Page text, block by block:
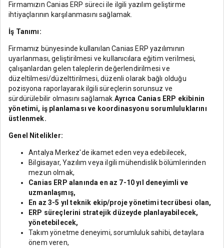
Firmamızın Canias ERP süreci ile ilgili yazılım geliştirme
ihtiyaçlarının karşılanmasını sağlamak.
İş Tanımı:
Firmamız bünyesinde kullanılan Canias ERP yazılımının
uyarlanması, geliştirilmesi ve kullanıcılara eğitim verilmesi,
çalışanlardan gelen taleplerin değerlendirilmesi ve
düzeltilmesi/düzelttirilmesi, düzenli olarak bağlı olduğu
pozisyona raporlayarak ilgili süreçlerin sorunsuz ve
sürdürülebilir olmasını sağlamak. Ayrıca Canias ERP ekibinin
yönetimi, iş planlaması ve koordinasyonu sorumluluklarını
üstlenmek.
Genel Nitelikler:
Antalya Merkez'de ikamet eden veya edebilecek,
Bilgisayar, Yazılım veya ilgili mühendislik bölümlerinden
mezun olmak,
Canias ERP alanında en az 7-10 yıl deneyimli ve
uzmanlaşmış,
En az 3-5 yıl teknik ekip/proje yönetimi tecrübesi olan,
ERP süreçlerini stratejik düzeyde planlayabilecek,
yönetebilecek,
Takım yönetme deneyimi, sorumluluk sahibi, detaylara
önem veren,